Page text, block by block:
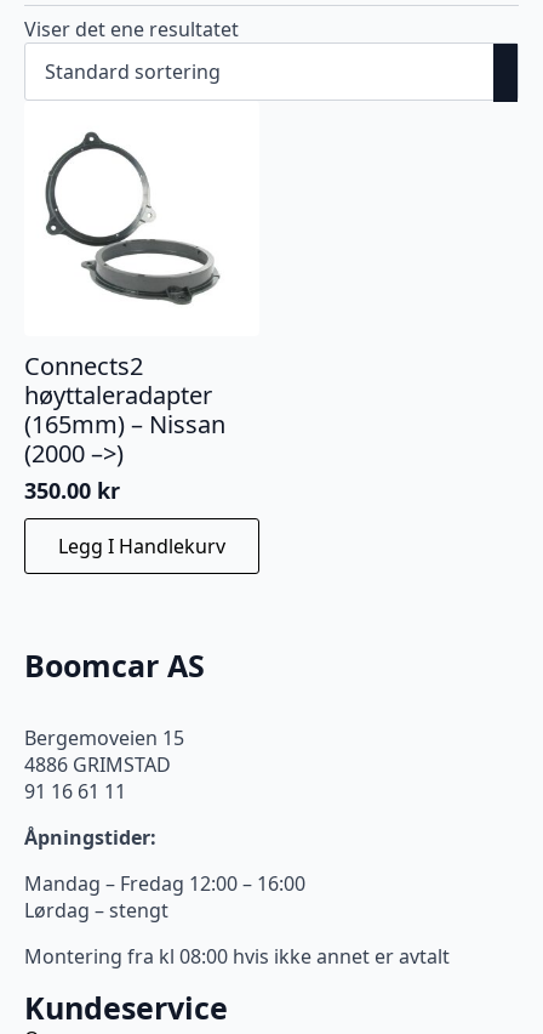
Viser det ene resultatet
Connects2
høyttaleradapter
(165mm) – Nissan
(2000 –>)
350.00 kr
Legg I Handlekurv
Boomcar AS
Bergemoveien 15
4886 GRIMSTAD
91 16 61 11
Åpningstider:
Mandag – Fredag 12:00 – 16:00
Lørdag – stengt
Montering fra kl 08:00 hvis ikke annet er avtalt
Kundeservice